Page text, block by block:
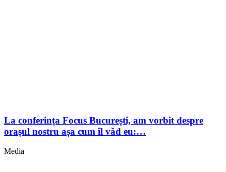
La conferința Focus București, am vorbit despre
orașul nostru așa cum îl văd eu:…
Media